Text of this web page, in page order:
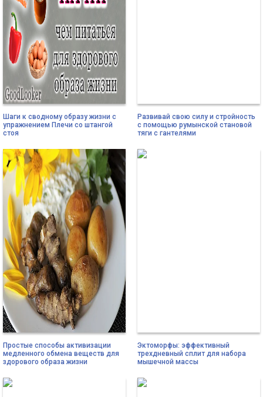
Шаги к сводному образу жизни с
упражнением Плечи со штангой
стоя
Развивай свою силу и стройность
с помощью румынской становой
тяги с гантелями
Простые способы активизации
медленного обмена веществ для
здорового образа жизни
Эктоморфы: эффективный
трехдневный сплит для набора
мышечной массы